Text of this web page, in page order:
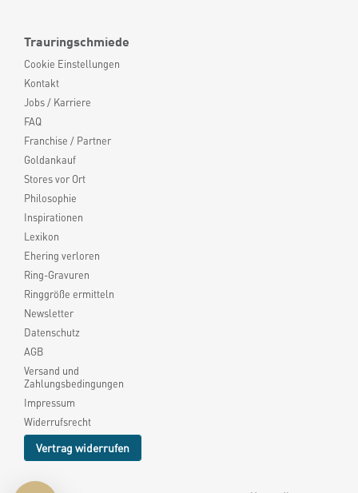
Trauringschmiede
Cookie Einstellungen
Kontakt
Jobs / Karriere
FAQ
Franchise / Partner
Goldankauf
Stores vor Ort
Philosophie
Inspirationen
Lexikon
Ehering verloren
Ring-Gravuren
Ringgröße ermitteln
Newsletter
Datenschutz
AGB
Versand und
Zahlungsbedingungen
Impressum
Widerrufsrecht
Vertrag widerrufen